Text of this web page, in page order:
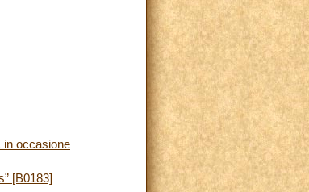
in occasione
[B0183]